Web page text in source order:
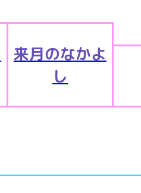
来月のなかよ
し